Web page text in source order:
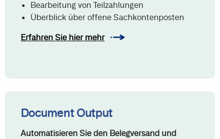
Bearbeitung von Teilzahlungen
Überblick über offene Sachkontenposten
Erfahren Sie hier mehr
Document Output
Automatisieren Sie den Belegversand und